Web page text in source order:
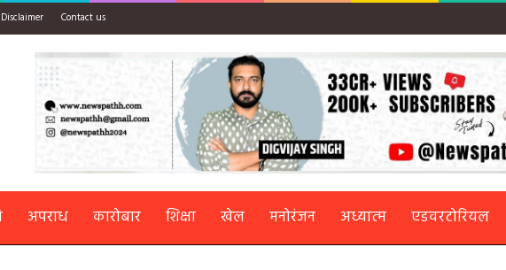
Disclaimer Contact us
अपराध कारोबार शिक्षा खेल मनोरंजन अध्यात्म एडवरटोरियल